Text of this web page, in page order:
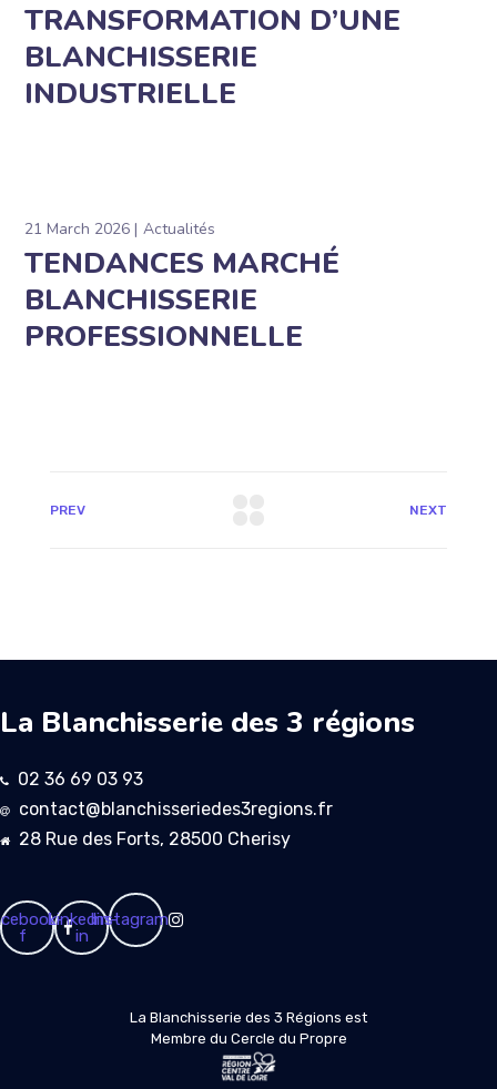
TRANSFORMATION D’UNE
BLANCHISSERIE
INDUSTRIELLE
21 March 2026 Actualités
TENDANCES MARCHÉ
BLANCHISSERIE
PROFESSIONNELLE
PREV NEXT
La Blanchisserie des 3 régions
02 36 69 03 93
contact@blanchisseriedes3regions.fr
28 Rue des Forts, 28500 Cherisy
f
Linkedin-
in
Instagram
La Blanchisserie des 3 Régions est
Membre du Cercle du Propre